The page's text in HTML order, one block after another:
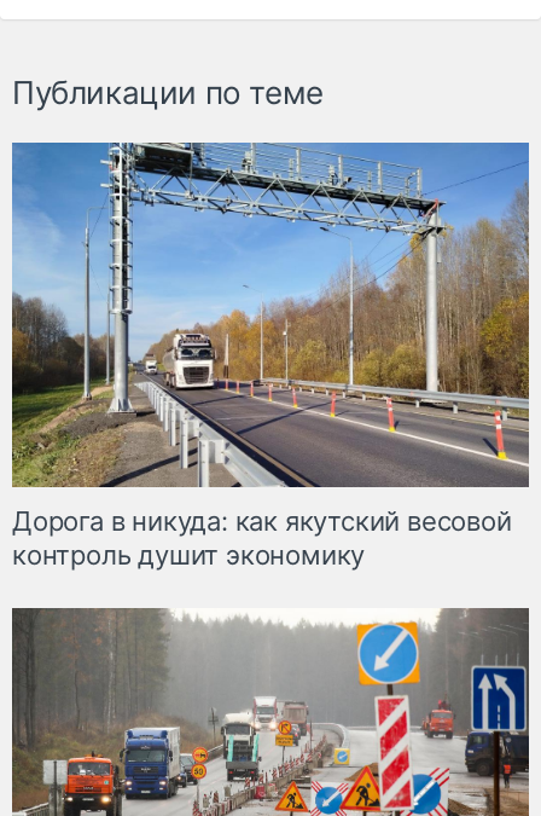
Публикации по теме
Дорога в никуда: как якутский весовой
контроль душит экономику